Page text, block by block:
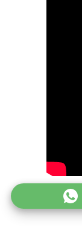
`